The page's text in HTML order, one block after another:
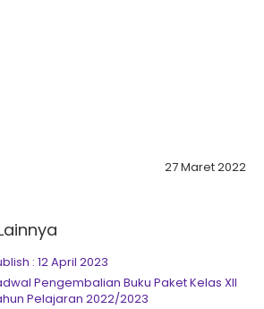
27 Maret 2022
: 12 April 2023
Pengembalian Buku Paket Kelas XII
Pelajaran 2022/2023